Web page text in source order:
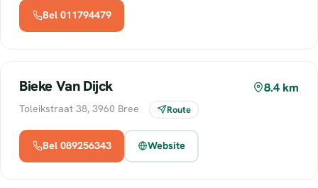
Bel 011794479
Bieke Van Dijck 8.4 km
Toleikstraat 38, 3960 Bree Route
Bel 089256343 Website